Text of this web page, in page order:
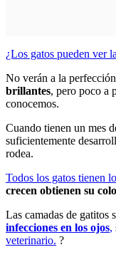
¿Los gatos pueden ver
No verán a la
brillantes, pero poco a
conocemos.
Cuando tienen un mes
suficientemente
rodea.
Todos los gatos tienen
crecen obtienen su
Las camadas de gatitos
infecciones en los ojos,
veterinario. ?